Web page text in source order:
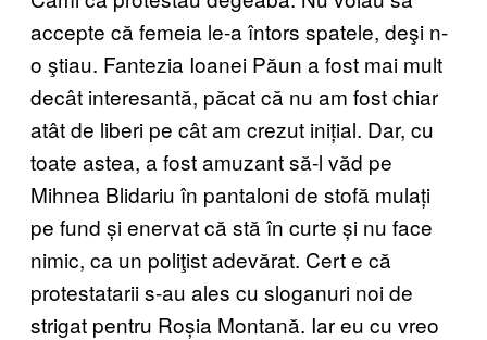
accepte că femeia le-a întors spatele, deşi n-
o ştiau. Fantezia Ioanei Păun a fost mai mult
decât interesantă, păcat că nu am fost chiar
atât de liberi pe cât am crezut inițial. Dar, cu
toate astea, a fost amuzant să-l văd pe
Mihnea Blidariu în pantaloni de stofă mulați
pe fund și enervat că stă în curte și nu face
nimic, ca un poliţist adevărat. Cert e că
protestatarii s-au ales cu sloganuri noi de
strigat pentru Roșia Montană. Iar eu cu vreo